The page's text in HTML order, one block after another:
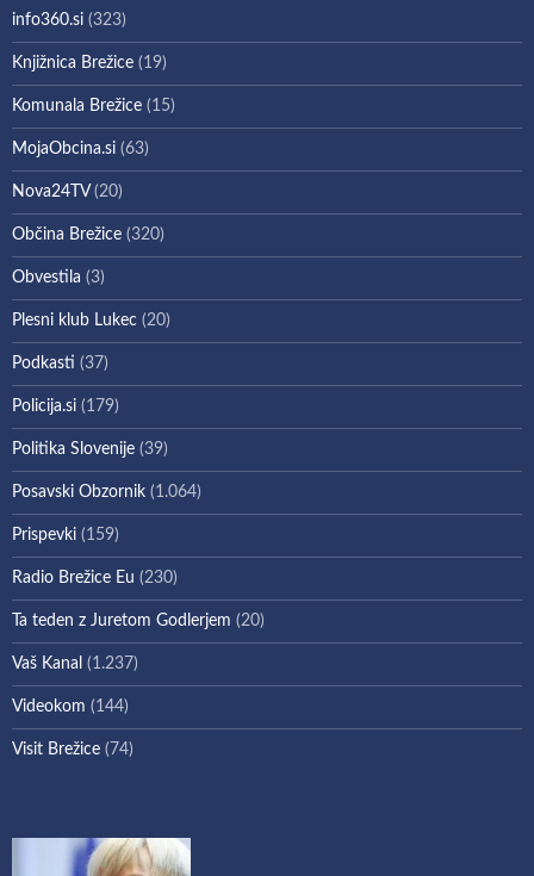
info360.si (323)
Knjižnica Brežice (19)
Komunala Brežice (15)
MojaObcina.si (63)
Nova24TV(20)
Občina Brežice (320)
Obvestila (3)
Plesni klub Lukec (20)
Podkasti (37)
Policija.si (179)
Politika Slovenije (39)
Posavski Obzornik (1.064)
Prispevki (159)
Radio Brežice Eu (230)
Ta teden z Juretom Godlerjem (20)
Vaš Kanal (1.237)
Videokom (144)
Visit Brežice (74)